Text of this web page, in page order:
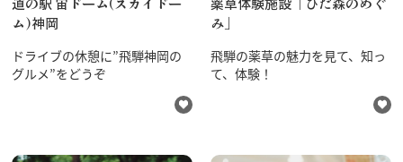
ム)神岡
ドライブの休憩に”飛騨神岡の
グルメ”をどうぞ
み」
飛騨の薬草の魅力を見て、知っ
て、体験！